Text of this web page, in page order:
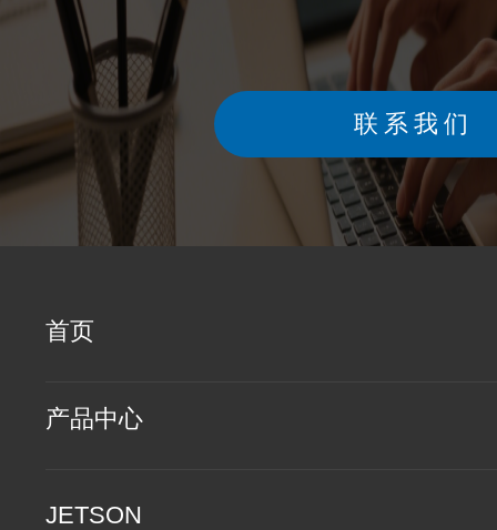
联系我们
首页
产品中心
JETSON